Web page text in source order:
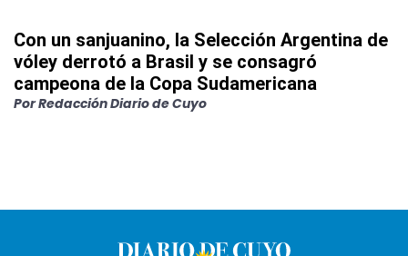
Con un sanjuanino, la Selección Argentina de
vóley derrotó a Brasil y se consagró
campeona de la Copa Sudamericana
PorRedacción Diario de Cuyo